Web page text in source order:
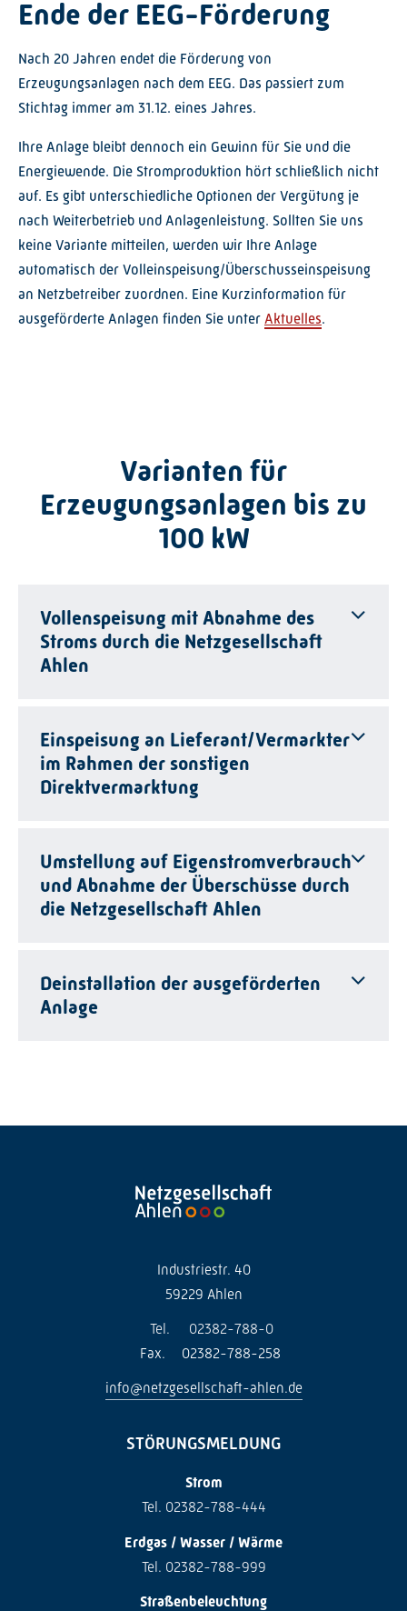
Ende der EEG-Förderung
Nach 20 Jahren endet die Förderung von
Erzeugungsanlagen nach dem EEG. Das passiert zum
Stichtag immer am 31.12. eines Jahres.
Ihre Anlage bleibt dennoch ein Gewinn für Sie und die
Energiewende. Die Stromproduktion hört schließlich nicht
auf. Es gibt unterschiedliche Optionen der Vergütung je
nach Weiterbetrieb und Anlagenleistung. Sollten Sie uns
keine Variante mitteilen, werden wir Ihre Anlage
automatisch der Volleinspeisung/Überschusseinspeisung
an Netzbetreiber zuordnen. Eine Kurzinformation für
ausgeförderte Anlagen finden Sie unter Aktuelles.
Varianten für
Erzeugungsanlagen bis zu
100 kW
Vollenspeisung mit Abnahme des
Stroms durch die Netzgesellschaft
Ahlen
Einspeisung an Lieferant/Vermarkter
im Rahmen der sonstigen
Direktvermarktung
Umstellung auf Eigenstromverbrauch
und Abnahme der Überschüsse durch
die Netzgesellschaft Ahlen
Deinstallation der ausgeförderten
Anlage
Industriestr. 40
59229 Ahlen
Tel.
02382-788-0
Fax.
02382-788-258
info@netzgesellschaft-ahlen.de
STÖRUNGSMELDUNG
Strom
Tel. 02382-788-444
Erdgas / Wasser / Wärme
Tel. 02382-788-999
Straßenbeleuchtung
Graustufen
Großer Mauszeiger
Lesehilfe
Animationen
Hoher Kontrast